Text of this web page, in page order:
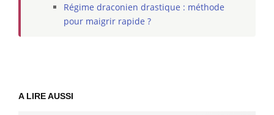
Régime draconien drastique : méthode
pour maigrir rapide ?
A LIRE AUSSI